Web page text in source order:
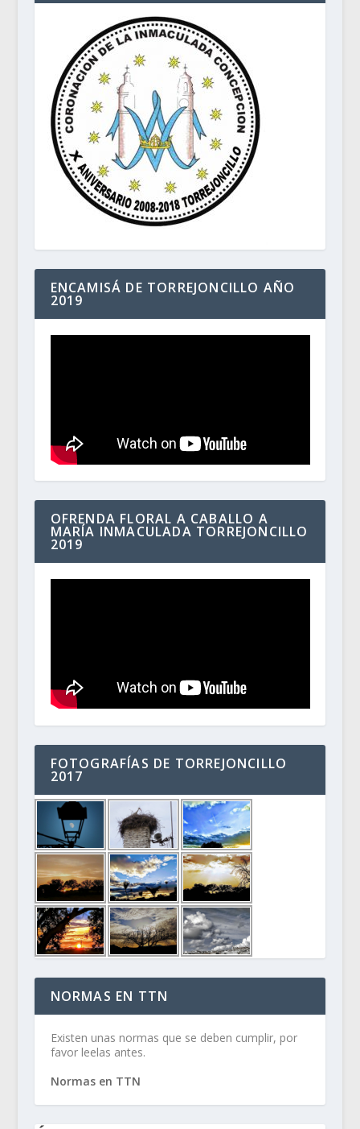
ENCAMISÁ DE TORREJONCILLO AÑO
2019
OFRENDA FLORAL A CABALLO A
MARÍA INMACULADA TORREJONCILLO
2019
FOTOGRAFÍAS DE TORREJONCILLO
2017
NORMAS EN TTN
Existen unas normas que se deben cumplir, por
favor leelas antes.
Normas en TTN